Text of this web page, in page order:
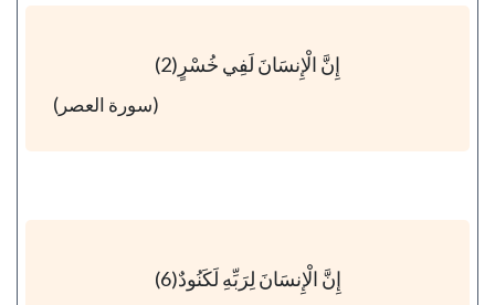
إِنَّ الْإِنسَانَ لَفِي خُسْرٍ(2)
(سورة العصر)
إِنَّ الْإِنسَانَ لِرَبِّهِ لَكَنُودٌ(6)